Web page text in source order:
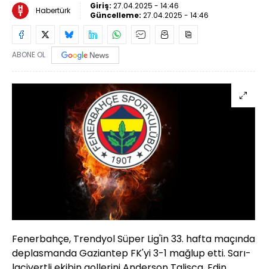
Habertürk Giriş: 27.04.2025 - 14:46
Güncelleme: 27.04.2025 - 14:46
ABONE OL
Fenerbahçe, Trendyol Süper Lig'in 33. hafta maçında
deplasmanda Gaziantep FK'yi 3-1 mağlup etti. Sarı-